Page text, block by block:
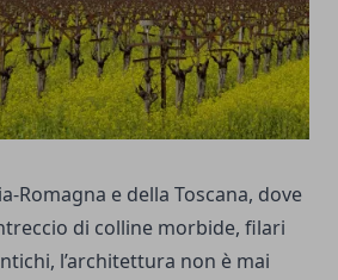
Romagna e della Toscana, dove
di colline morbide, filari
l’architettura non è mai